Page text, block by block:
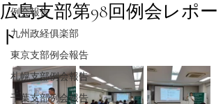
例会報告
九州政経俱楽部
東京支部例会報告
札幌支部例会報告
千葉支部例会報告
広島支部第98回例会レポー
ト